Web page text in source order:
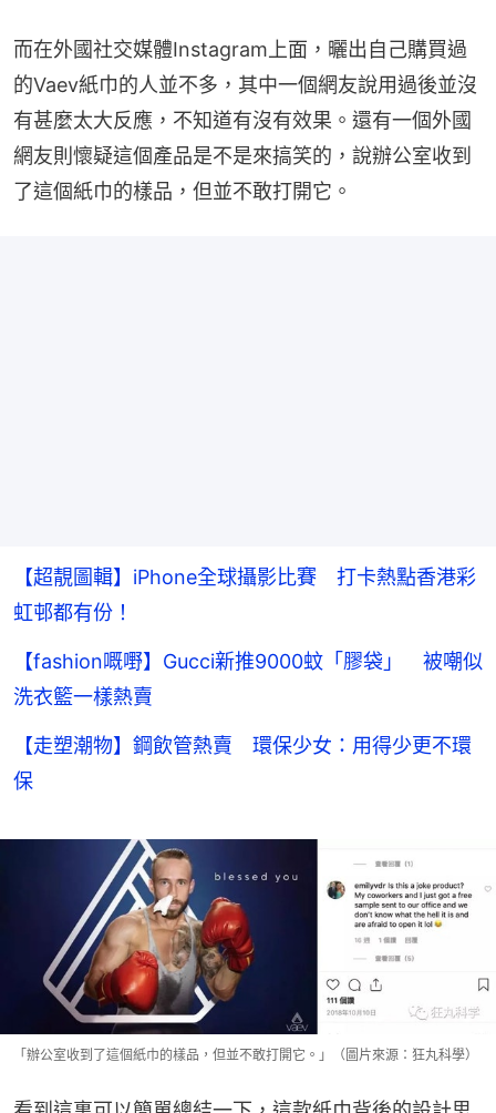
而在外國社交媒體Instagram上面，曬出自己購買過
的Vaev紙巾的人並不多，其中一個網友說用過後並沒
有甚麼太大反應，不知道有沒有效果。還有一個外國
網友則懷疑這個產品是不是來搞笑的，說辦公室收到
了這個紙巾的樣品，但並不敢打開它。
【超靚圖輯】iPhone全球攝影比賽 打卡熱點香港彩
虹邨都有份！
【fashion嘅嘢】Gucci新推9000蚊「膠袋」 被嘲似
洗衣籃一樣熱賣
【走塑潮物】鋼飲管熱賣 環保少女：用得少更不環
保
「辦公室收到了這個紙巾的樣品，但並不敢打開它。」（圖片來源：狂丸科學）